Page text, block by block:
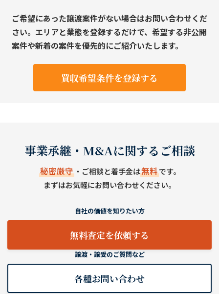
ご希望にあった譲渡案件がない場合はお問い合わせくだ
さい。エリアと業態を登録するだけで、希望する非公開
案件や新着の案件を優先的にご紹介いたします。
買収希望条件を登録する
事業承継・M&Aに関するご相談
秘密厳守・ご相談と着手金は無料です。
まずはお気軽にお問い合わせください。
自社の価値を知りたい方
無料査定を依頼する
譲渡・譲受のご質問など
各種お問い合わせ